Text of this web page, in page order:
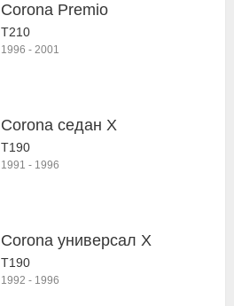
Corona Premio
T210
1996 - 2001
Corona седан X
T190
1991 - 1996
Corona универсал X
T190
1992 - 1996